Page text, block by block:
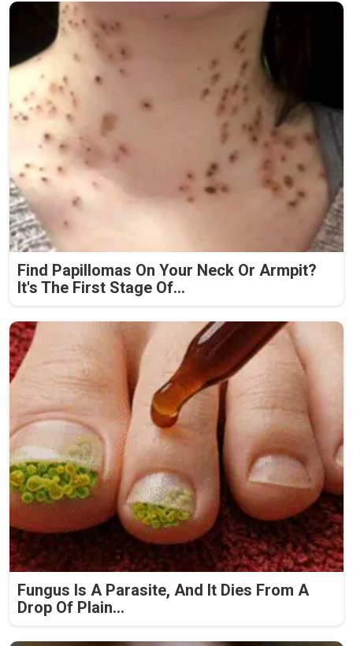
Find Papillomas On Your Neck Or Armpit?
It's The First Stage Of...
Fungus Is A Parasite, And It Dies From A
Drop Of Plain...